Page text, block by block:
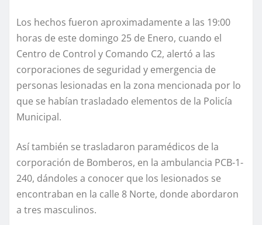
Los hechos fueron aproximadamente a las 19:00
horas de este domingo 25 de Enero, cuando el
Centro de Control y Comando C2, alertó a las
corporaciones de seguridad y emergencia de
personas lesionadas en la zona mencionada por lo
que se habían trasladado elementos de la Policía
Municipal.
Así también se trasladaron paramédicos de la
corporación de Bomberos, en la ambulancia PCB-1-
240, dándoles a conocer que los lesionados se
encontraban en la calle 8 Norte, donde abordaron
a tres masculinos.